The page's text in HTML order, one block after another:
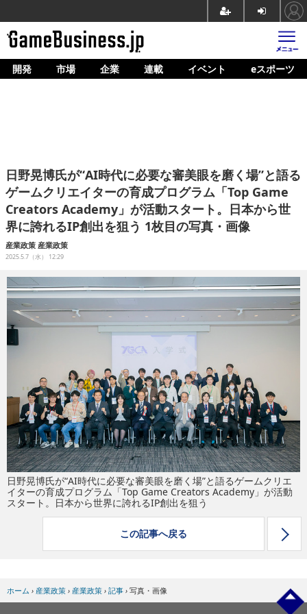
ホーム
企業動向
人材育成
産業政策
イベント/セミナー
eスポーツ
開発 市場 企業 連載 イベント eスポーツ
日野晃博氏が“AI時代に必要な審美眼を磨く場”と語る
ゲームクリエイターの育成プログラム「Top Game
Creators Academy」が活動スタート。日本から世
界に誇れるIP創出を狙う 1枚目の写真・画像
産業政策 産業政策
2025.5.7（水） 12:29
日野晃博氏が“AI時代に必要な審美眼を磨く場”と語るゲームクリエ
イターの育成プログラム「Top Game Creators Academy」が活動
スタート。日本から世界に誇れるIP創出を狙う
この記事へ戻る
ホーム › 産業政策 › 産業政策 › 記事 › 写真・画像